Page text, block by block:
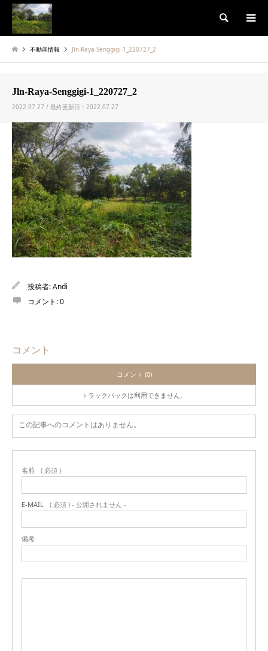
検索
不動産情報 Jln-Raya-Senggigi-1_220727_2
Jln-Raya-Senggigi-1_220727_2
2022.07.27 / 最終更新日：2022.07.27
投稿者:Andi
コメント:0
コメント
コメント (0)
トラックバックは利用できません。
この記事へのコメントはありません。
名前 ( 必須 )
E-MAIL ( 必須 ) - 公開されません -
備考